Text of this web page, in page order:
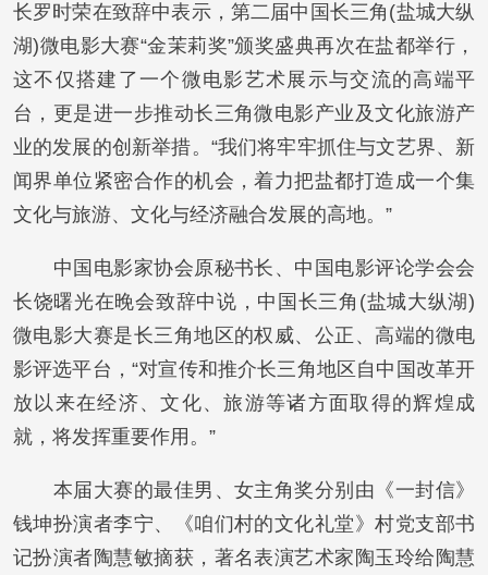
长罗时荣在致辞中表示，第二届中国长三角(盐城大纵
湖)微电影大赛“金茉莉奖”颁奖盛典再次在盐都举行，
这不仅搭建了一个微电影艺术展示与交流的高端平
台，更是进一步推动长三角微电影产业及文化旅游产
业的发展的创新举措。“我们将牢牢抓住与文艺界、新
闻界单位紧密合作的机会，着力把盐都打造成一个集
文化与旅游、文化与经济融合发展的高地。”
中国电影家协会原秘书长、中国电影评论学会会
长饶曙光在晚会致辞中说，中国长三角(盐城大纵湖)
微电影大赛是长三角地区的权威、公正、高端的微电
影评选平台，“对宣传和推介长三角地区自中国改革开
放以来在经济、文化、旅游等诸方面取得的辉煌成
就，将发挥重要作用。”
本届大赛的最佳男、女主角奖分别由《一封信》
钱坤扮演者李宁、《咱们村的文化礼堂》村党支部书
记扮演者陶慧敏摘获，著名表演艺术家陶玉玲给陶慧